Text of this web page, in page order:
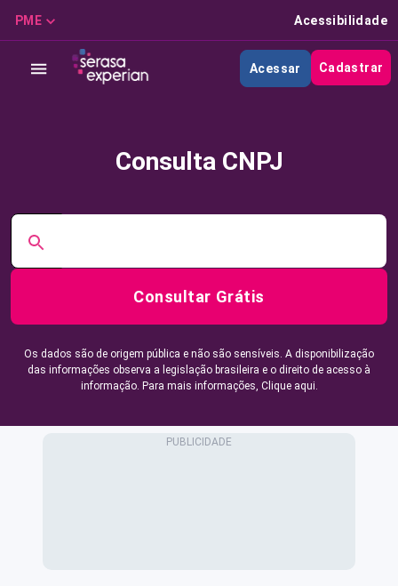
PME Acessibilidade
Acessar Cadastrar
Consulta CNPJ
Consultar Grátis
Os dados são de origem pública e não são sensíveis. A disponibilização
das informações observa a legislação brasileira e o direito de acesso à
informação. Para mais informações, Clique aqui.